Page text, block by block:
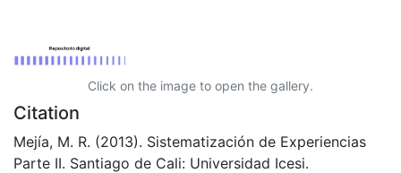
Click on the image to open the gallery.
Citation
Mejía, M. R. (2013). Sistematización de Experiencias
Parte II. Santiago de Cali: Universidad Icesi.